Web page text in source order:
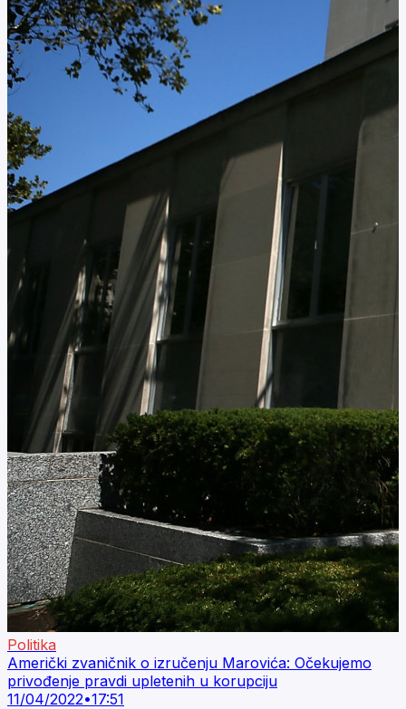
Politika
Američki zvaničnik o izručenju Marovića: Očekujemo
privođenje pravdi upletenih u korupciju
11/04/2022•17:51